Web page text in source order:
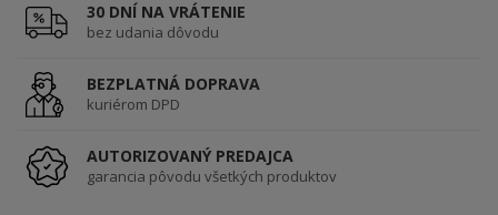
30 DNÍ NA VRÁTENIE
bez udania dôvodu
BEZPLATNÁ DOPRAVA
kuriérom DPD
AUTORIZOVANÝ PREDAJCA
garancia pôvodu všetkých produktov